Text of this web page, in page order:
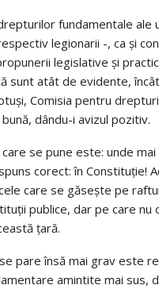
fundamentale ale
legionarii -, ca şi
legislative şi
sunt atât de evidente,
Comisia pentru
dându-i avizul pozitiv.
se pune este: unde
corect: în Constituţie!
care se găseşte pe
publice, dar pe care nu
ţară.
pare însă mai grav este
amintite mai sus,